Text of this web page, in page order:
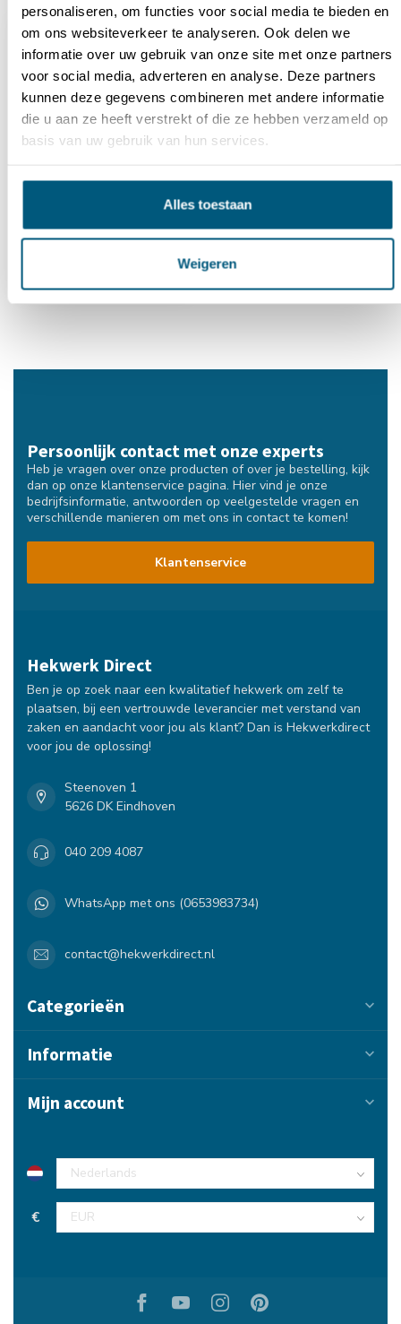
personaliseren, om functies voor social media te bieden en
om ons websiteverkeer te analyseren. Ook delen we
informatie over uw gebruik van onze site met onze partners
voor social media, adverteren en analyse. Deze partners
kunnen deze gegevens combineren met andere informatie
die u aan ze heeft verstrekt of die ze hebben verzameld op
basis van uw gebruik van hun services.
Alles toestaan
Weigeren
€7,95
Persoonlijk contact met onze experts
Heb je vragen over onze producten of over je bestelling, kijk
dan op onze klantenservice pagina. Hier vind je onze
bedrijfsinformatie, antwoorden op veelgestelde vragen en
verschillende manieren om met ons in contact te komen!
Klantenservice
Hekwerk Direct
Ben je op zoek naar een kwalitatief hekwerk om zelf te
plaatsen, bij een vertrouwde leverancier met verstand van
zaken en aandacht voor jou als klant? Dan is Hekwerkdirect
voor jou de oplossing!
Steenoven 1
5626 DK Eindhoven
040 209 4087
WhatsApp met ons (0653983734)
contact@hekwerkdirect.nl
Categorieën
Informatie
Mijn account
€